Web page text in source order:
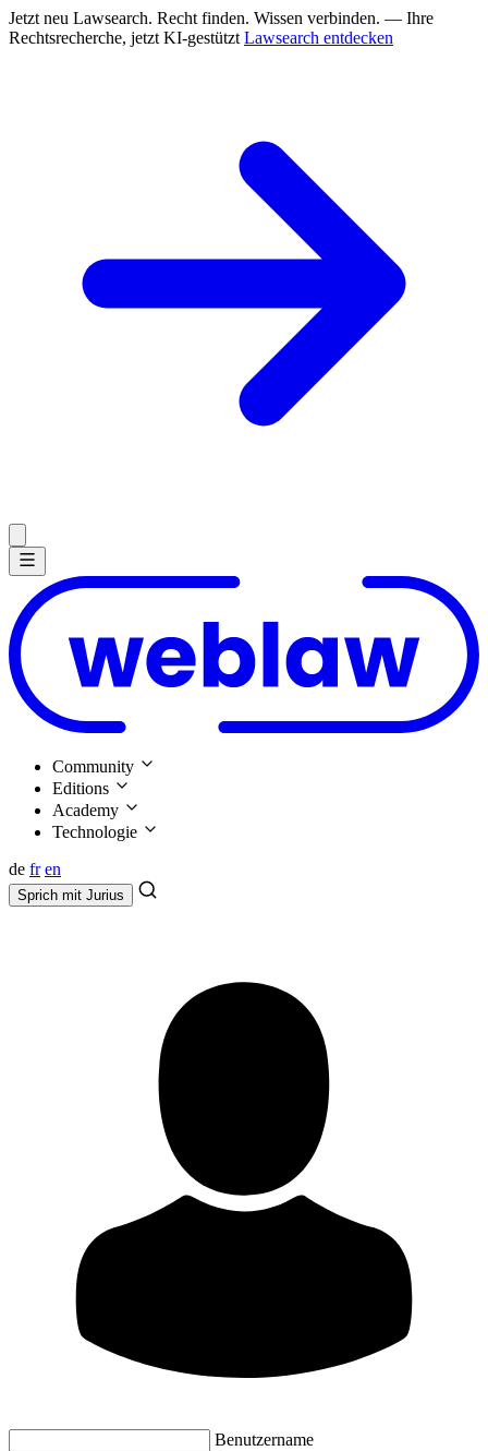
Jetzt neu Lawsearch. Recht finden. Wissen verbinden. — Ihre
Rechtsrecherche, jetzt KI-gestützt Lawsearch entdecken
Community
Editions
Academy
Technologie
de fr en
Sprich mit Jurius
Benutzername